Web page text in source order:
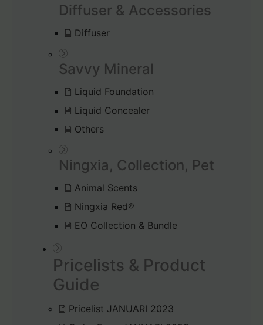
Diffuser & Accessories
Diffuser
Savvy Mineral
Liquid Foundation
Liquid Concealer
Others
Ningxia, Collection, Pet
Animal Scents
Ningxia Red®
EO Collection & Bundle
Pricelists & Product
Guide
Pricelist JANUARI 2023